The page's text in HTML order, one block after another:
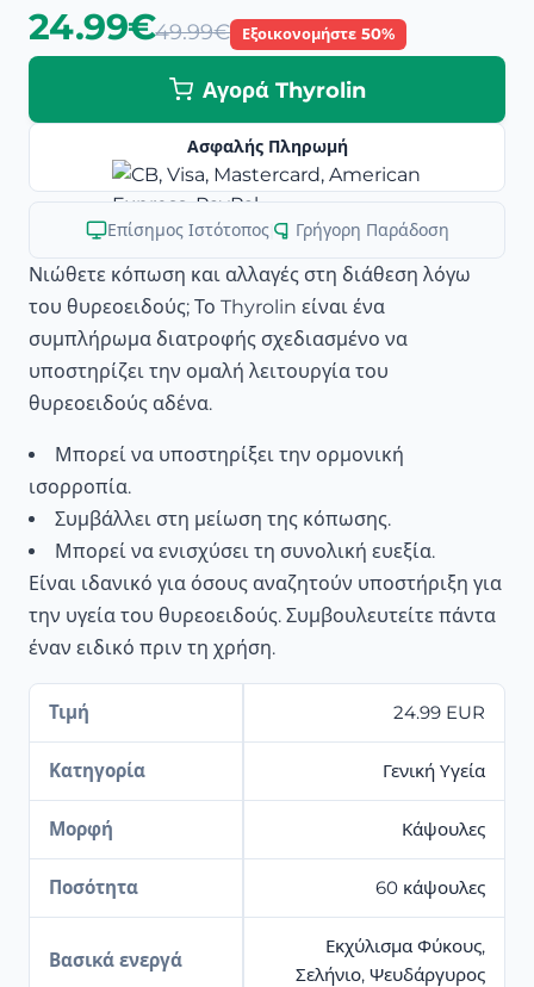
24.99€49.99€ Εξοικονομήστε 50%
Αγορά Thyrolin
Ασφαλής Πληρωμή
Επίσημος Ιστότοπος| Γρήγορη Παράδοση
Νιώθετε κόπωση και αλλαγές στη διάθεση λόγω
του θυρεοειδούς; Το Thyrolin είναι ένα
συμπλήρωμα διατροφής σχεδιασμένο να
υποστηρίζει την ομαλή λειτουργία του
θυρεοειδούς αδένα.
Μπορεί να υποστηρίξει την ορμονική
ισορροπία.
Συμβάλλει στη μείωση της κόπωσης.
Μπορεί να ενισχύσει τη συνολική ευεξία.
Είναι ιδανικό για όσους αναζητούν υποστήριξη για
την υγεία του θυρεοειδούς. Συμβουλευτείτε πάντα
έναν ειδικό πριν τη χρήση.
Τιμή 24.99 EUR
Κατηγορία Γενική Υγεία
Μορφή Κάψουλες
Ποσότητα 60 κάψουλες
Βασικά ενεργά
Εκχύλισμα Φύκους,
Σελήνιο, Ψευδάργυρος